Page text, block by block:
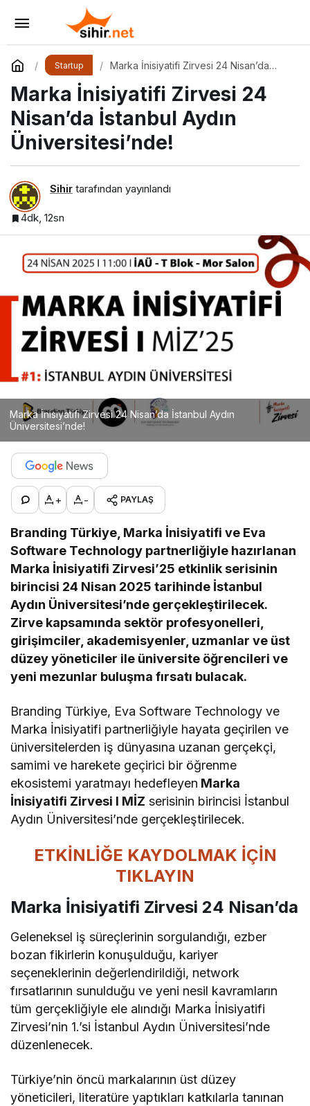
Startup
Marka İnisiyatifi Zirvesi 24 Nisan’da
Marka İnisiyatifi Zirvesi 24
Nisan’da İstanbul Aydın
Üniversitesi’nde!
Sihir tarafından yayınlandı
4dk, 12sn
Marka İnisiyatifi Zirvesi 24 Nisan’da İstanbul Aydın
Üniversitesi’nde!
+ - PAYLAŞ
Branding Türkiye, Marka İnisiyatifi ve Eva
Software Technology partnerliğiyle hazırlanan
Marka İnisiyatifi Zirvesi’25 etkinlik serisinin
birincisi 24 Nisan 2025 tarihinde İstanbul
Aydın Üniversitesi’nde gerçekleştirilecek.
Zirve kapsamında sektör profesyonelleri,
girişimciler, akademisyenler, uzmanlar ve üst
düzey yöneticiler ile üniversite öğrencileri ve
yeni mezunlar buluşma fırsatı bulacak.
Branding Türkiye, Eva Software Technology ve
Marka İnisiyatifi partnerliğiyle hayata geçirilen ve
üniversitelerden iş dünyasına uzanan gerçekçi,
samimi ve harekete geçirici bir öğrenme
ekosistemi yaratmayı hedefleyen Marka
İnisiyatifi Zirvesi I MİZ serisinin birincisi İstanbul
Aydın Üniversitesi’nde gerçekleştirilecek.
ETKİNLİĞE KAYDOLMAK İÇİN
TIKLAYIN
Marka İnisiyatifi Zirvesi 24 Nisan’da
Geleneksel iş süreçlerinin sorgulandığı, ezber
bozan fikirlerin konuşulduğu, kariyer
seçeneklerinin değerlendirildiği, network
fırsatlarının sunulduğu ve yeni nesil kavramların
tüm gerçekliğiyle ele alındığı Marka İnisiyatifi
Zirvesi’nin 1.’si İstanbul Aydın Üniversitesi’nde
düzenlenecek.
Türkiye’nin öncü markalarının üst düzey
yöneticileri, literatüre yaptıkları katkılarla tanınan
Sosyal Medya Yönetimi 1.0 Etkinliği İçin Geri
Sayım!
Yorum Yap